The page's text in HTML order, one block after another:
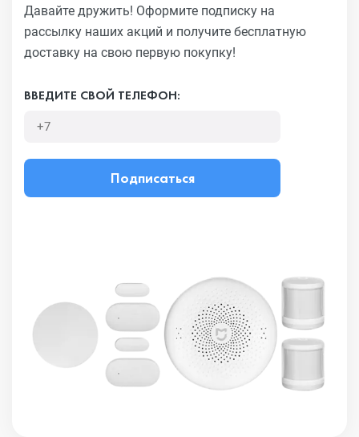
Давайте дружить! Оформите подписку на
рассылку наших акций и получите бесплатную
доставку на свою первую покупку!
ВВЕДИТЕ СВОЙ ТЕЛЕФОН:
Подписаться